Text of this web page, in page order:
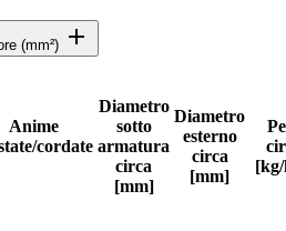
(mm²) add
Anime
cordate
Diametro
sotto
armatura
circa
[mm]
Diametro
esterno
circa
[mm]